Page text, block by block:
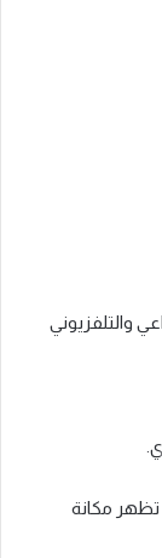
والتلفزيوني
تظهر مكانة